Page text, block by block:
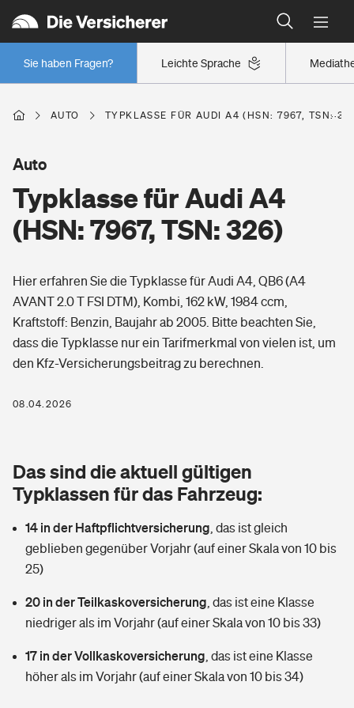
Leichte Sprache
Sie haben Fragen?
Wer versichert was: Jetzt Versicherer finden
Regionalklassen: So ist Ihre Region eingestuft
Wer versichert was: Jetzt Versicherer finden
Berufsunfähigkeitsversicherung
Erwerbsunfähigkeitsversicherung
Grundfähigkeitsversicherung
Arbeitsrechtsschutz
Berufshaftpflichtversicherung
Zur Übersicht
Tools
Wer versichert was: Jetzt Versicherer finden
Sie haben Fragen?
Wohnen
Elementarversicherung
Glasversicherung
Mietkautionsversicherung
Restkreditversicherung
Freizeit
Pri­vate Haft­pflicht­
Kinderunfall­ver­si­che­rung
Kinderinvalidität
Hundehalter-Haftpflicht
Gesundheit
Private Krankenversicherung
Dread-Disease-Versicherung
Tierkrankenversicherung
Zur Übersicht
Tools
Wer versichert was: Jetzt Versicherer finden
AUTO TYPKLASSE FÜR AUDI A4 (HSN: 7967, TSN:
Typklasse für Audi A4
(HSN: 7967, TSN: 326)
Auto
Hier erfahren Sie die Typklasse für Audi A4, QB6 (A4
AVANT 2.0 T FSI DTM), Kombi, 162 kW, 1984 ccm,
Kraftstoff: Benzin, Baujahr ab 2005. Bitte beachten Sie,
dass die Typklasse nur ein Tarifmerkmal von vielen ist, um
den Kfz-Versicherungsbeitrag zu berechnen.
08.04.2026
Das sind die aktuell gültigen
Typklassen für das Fahrzeug:
14 in der Haftpflichtversicherung das ist gleich
geblieben gegenüber Vorjahr (auf einer Skala von 10 bis
25)
20 in der Teilkaskoversicherung das ist eine Klasse
niedriger als im Vorjahr (auf einer Skala von 10 bis 33)
17 in der Vollkaskoversicherung das ist eine Klasse
höher als im Vorjahr (auf einer Skala von 10 bis 34)